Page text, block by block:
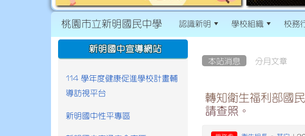
桃園市立新明國民中學 認識新明 學校組織 校務
本站消息 分月文章
轉知衛生福利部國
請查照。
:::
新明國中宣導網站
114 學年度健康促進學校計畫輔
導訪視平台
新明國中性平專區